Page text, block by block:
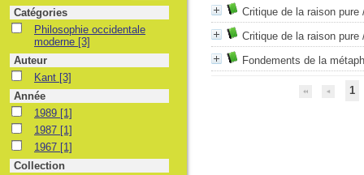
Critique de la raison pure
Critique de la raison pure
Fondements de la
1
Catégories
Philosophie occidentale moderne
Philosophie occidentale
moderne [3]
Auteur
Kant
Kant [3]
Année
1989 1989 [1]
1987 1987 [1]
1967 1967 [1]
Collection